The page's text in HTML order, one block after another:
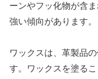
ーンやフッ化物が含
強い傾向があります。
ワックスは、革製品
す。ワックスを塗る